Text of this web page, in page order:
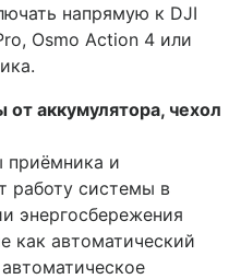
напрямую к DJI
Osmo Action 4 или
аккумулятора, чехол
приёмника и
работу системы в
энергосбережения
как автоматический